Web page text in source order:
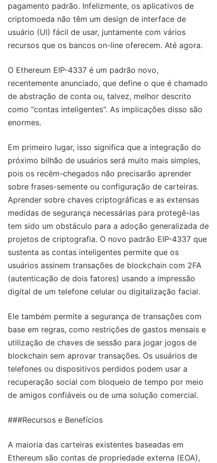
pagamento padrão. Infelizmente, os aplicativos de
criptomoeda não têm um design de interface de
usuário (UI) fácil de usar, juntamente com vários
recursos que os bancos on-line oferecem. Até agora.
O Ethereum EIP-4337 é um padrão novo,
recentemente anunciado, que define o que é chamado
de abstração de conta ou, talvez, melhor descrito
como "contas inteligentes". As implicações disso são
enormes.
Em primeiro lugar, isso significa que a integração do
próximo bilhão de usuários será muito mais simples,
pois os recém-chegados não precisarão aprender
sobre frases-semente ou configuração de carteiras.
Aprender sobre chaves criptográficas e as extensas
medidas de segurança necessárias para protegê-las
tem sido um obstáculo para a adoção generalizada de
projetos de criptografia. O novo padrão EIP-4337 que
sustenta as contas inteligentes permite que os
usuários assinem transações de blockchain com 2FA
(autenticação de dois fatores) usando a impressão
digital de um telefone celular ou digitalização facial.
Ele também permite a segurança de transações com
base em regras, como restrições de gastos mensais e
utilização de chaves de sessão para jogar jogos de
blockchain sem aprovar transações. Os usuários de
telefones ou dispositivos perdidos podem usar a
recuperação social com bloqueio de tempo por meio
de amigos confiáveis ou de uma solução comercial.
###Recursos e Benefícios
A maioria das carteiras existentes baseadas em
Ethereum são contas de propriedade externa (EOA),